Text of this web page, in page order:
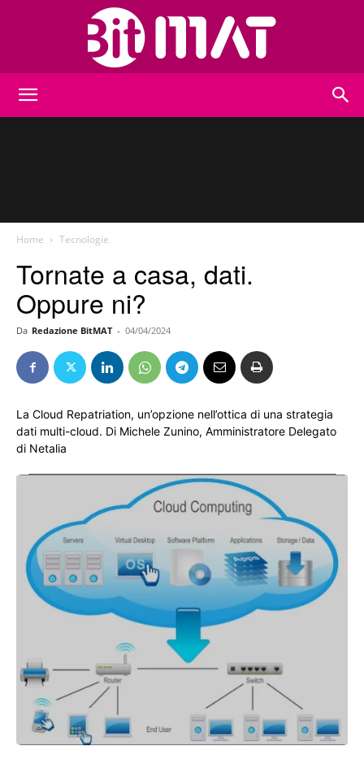
Home Tecnologie
Tornate a casa, dati.
Oppure ni?
Da Redazione BitMAT - 04/04/2024
La Cloud Repatriation, un’opzione nell’ottica di una strategia
dati multi-cloud. Di Michele Zunino, Amministratore Delegato
di Netalia